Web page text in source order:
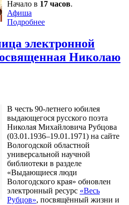
Начало в 17 часов.
Афиша
Подробнее
электронной
Николаю
В честь 90-летнего юбилея
выдающегося русского поэта
Николая Михайловича Рубцова
(03.01.1936–19.01.1971) на сайте
Вологодской областной
универсальной научной
библиотеки в разделе
«Выдающиеся люди
Вологодского края» обновлен
электронный ресурс «Весь
Рубцов», посвящённый жизни и